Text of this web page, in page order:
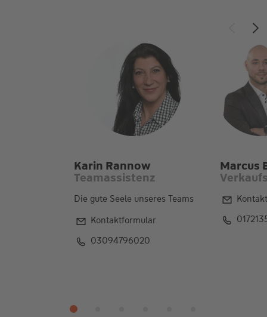
Karin Rannow
Teamassistenz
Die gute Seele unseres Teams
Kontaktformular
03094796020
Marcus